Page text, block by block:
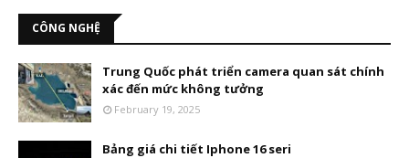
CÔNG NGHỆ
Trung Quốc phát triển camera quan sát chính
xác đến mức không tưởng
February 19, 2025
Bảng giá chi tiết Iphone 16 seri